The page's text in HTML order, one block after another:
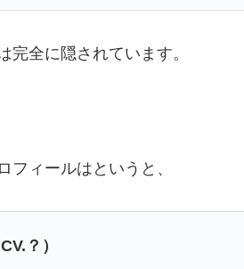
完全に隠されています。
フィールはというと、
？）